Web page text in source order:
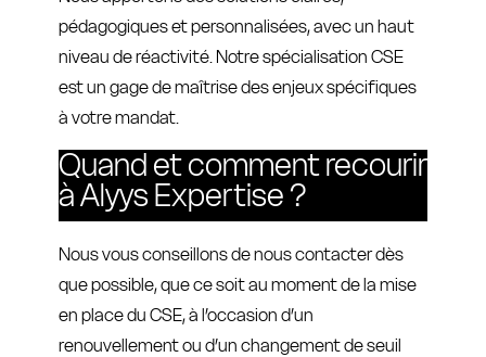
pédagogiques et personnalisées, avec un haut
niveau de réactivité. Notre spécialisation CSE
est un gage de maîtrise des enjeux spécifiques
à votre mandat.
Quand et comment recourir
à Alyys Expertise ?
Nous vous conseillons de nous contacter dès
que possible, que ce soit au moment de la mise
en place du CSE, à l’occasion d’un
renouvellement ou d’un changement de seuil